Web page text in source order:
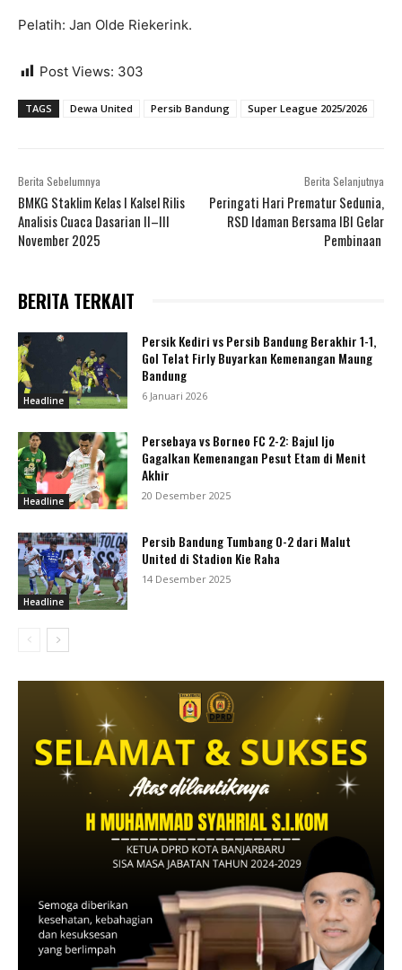
Pelatih: Jan Olde Riekerink.
Post Views: 303
TAGS Dewa United Persib Bandung Super League 2025/2026
Berita Sebelumnya
BMKG Staklim Kelas I Kalsel Rilis
Analisis Cuaca Dasarian II–III
November 2025
Berita Selanjutnya
Peringati Hari Prematur Sedunia,
RSD Idaman Bersama IBI Gelar
Pembinaan
BERITA TERKAIT
Headline
Persik Kediri vs Persib Bandung Berakhir 1-1,
Gol Telat Firly Buyarkan Kemenangan Maung
Bandung
6 Januari 2026
Headline
Persebaya vs Borneo FC 2-2: Bajul Ijo
Gagalkan Kemenangan Pesut Etam di Menit
Akhir
20 Desember 2025
Headline
Persib Bandung Tumbang 0-2 dari Malut
United di Stadion Kie Raha
14 Desember 2025